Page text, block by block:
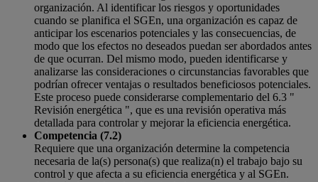
organización. Al identificar los riesgos y oportunidades
cuando se planifica el SGEn, una organización es capaz de
anticipar los escenarios potenciales y las consecuencias, de
modo que los efectos no deseados puedan ser abordados antes
de que ocurran. Del mismo modo, pueden identificarse y
analizarse las consideraciones o circunstancias favorables que
podrían ofrecer ventajas o resultados beneficiosos potenciales.
Este proceso puede considerarse complementario del 6.3 "
Revisión energética ", que es una revisión operativa más
detallada para controlar y mejorar la eficiencia energética.
Competencia (7.2)
Requiere que una organización determine la competencia
necesaria de la(s) persona(s) que realiza(n) el trabajo bajo su
control y que afecta a su eficiencia energética y al SGEn.